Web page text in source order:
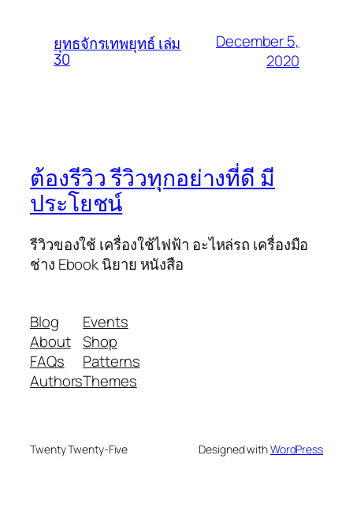
ยุทธจักรเทพยุทธ์ เล่ม
30
December 5,
2020
ต้องรีวิว รีวิวทุกอย่างที่ดี มี
ประโยชน์
รีวิวของใช้ เครื่องใช้ไฟฟ้า อะไหล่รถ เครื่องมือ
ช่าง Ebook นิยาย หนังสือ
Blog
About
FAQs
Authors
Events
Shop
Patterns
Themes
Twenty Twenty-Five Designed withWordPress